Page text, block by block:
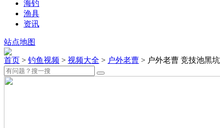
海钓
渔具
资讯
站点地图
首页 > 钓鱼视频 > 视频大全 > 户外老曹 > 户外老曹 竞技池黑